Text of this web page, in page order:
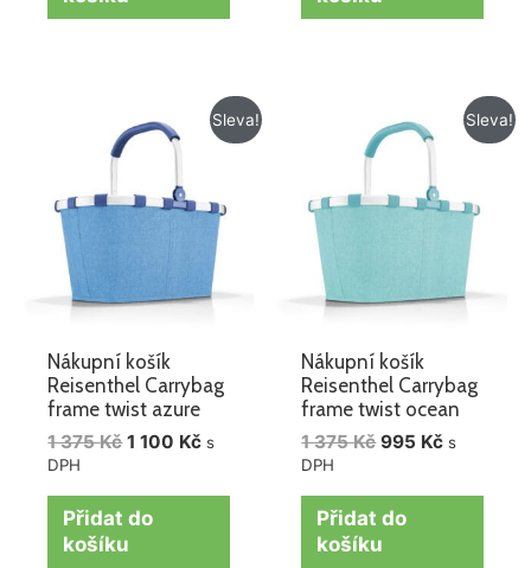
Sleva!
Nákupní košík
Reisenthel Carrybag
frame twist azure
1 375Kč
cena
375 Kč.
1 100 Kč
Aktuální
cena
100 Kč.
s
DPH
Přidat do
košíku
Sleva!
Nákupní košík
Reisenthel Carrybag
frame twist ocean
1 375Kč
cena
375 Kč.
995 Kč
Aktuální
cena
s
DPH
Přidat do
košíku